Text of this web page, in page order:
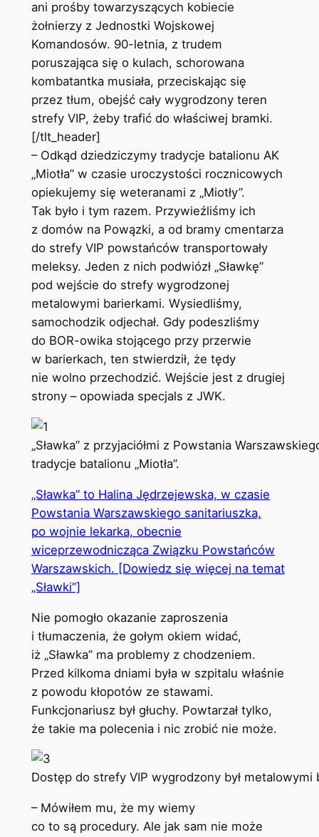
ani prośby towarzyszących kobiecie
żołnierzy z Jednostki Wojskowej
Komandosów. 90-letnia, z trudem
poruszająca się o kulach, schorowana
kombatantka musiała, przeciskając się
przez tłum, obejść cały wygrodzony teren
strefy VIP, żeby trafić do właściwej bramki.
[/tlt_header]
– Odkąd dziedziczymy tradycje batalionu AK
„Miotła” w czasie uroczystości rocznicowych
opiekujemy się weteranami z „Miotły”.
Tak było i tym razem. Przywieźliśmy ich
z domów na Powązki, a od bramy cmentarza
do strefy VIP powstańców transportowały
meleksy. Jeden z nich podwiózł „Sławkę”
pod wejście do strefy wygrodzonej
metalowymi barierkami. Wysiedliśmy,
samochodzik odjechał. Gdy podeszliśmy
do BOR-owika stojącego przy przerwie
w barierkach, ten stwierdził, że tędy
nie wolno przechodzić. Wejście jest z drugiej
strony – opowiada specjals z JWK.
„Sławka” z przyjaciółmi z Powstania
tradycje batalionu „Miotła”.
„Sławka” to Halina Jędrzejewska, w czasie
Powstania Warszawskiego sanitariuszka,
po wojnie lekarka, obecnie
wiceprzewodnicząca Związku Powstańców
Warszawskich. [Dowiedz się więcej na temat
„Sławki”]
Nie pomogło okazanie zaproszenia
i tłumaczenia, że gołym okiem widać,
iż „Sławka” ma problemy z chodzeniem.
Przed kilkoma dniami była w szpitalu właśnie
z powodu kłopotów ze stawami.
Funkcjonariusz był głuchy. Powtarzał tylko,
że takie ma polecenia i nic zrobić nie może.
Dostęp do strefy VIP wygrodzony był metalowymi
– Mówiłem mu, że my wiemy
co to są procedury. Ale jak sam nie może